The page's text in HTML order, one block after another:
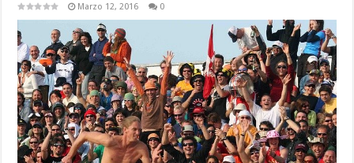
Marzo 12, 2016 0